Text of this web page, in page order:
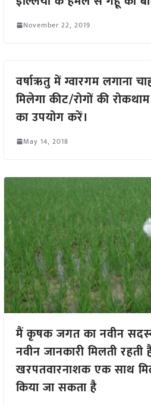
November 22, 2019
वर्षाऋतु में ग्वारगम लगाना
मिलेगा कीट/रोगों की
का उपयोग करें।
May 14, 2018
मैं कृषक जगत का नवीन
नवीन जानकारी मिलती
खरपतवारनाशक एक साथ
किया जा सकता है